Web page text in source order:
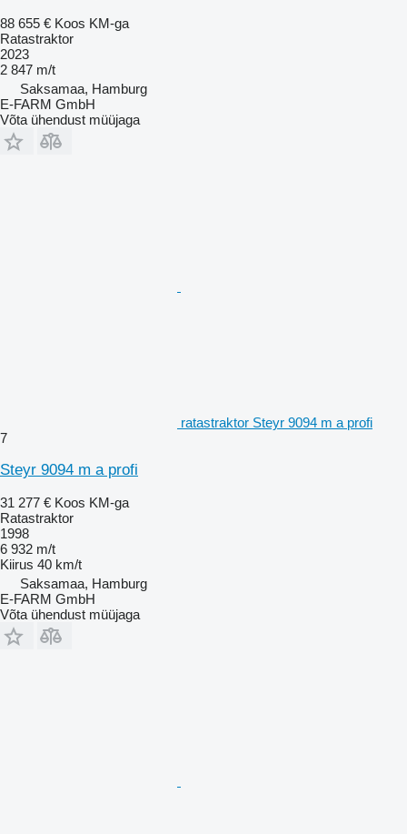
88 655 € Koos KM-ga
Ratastraktor
2023
2 847 m/t
Saksamaa, Hamburg
E-FARM GmbH
Võta ühendust müüjaga
ratastraktor Steyr 9094 m a profi
7
Steyr 9094 m a profi
31 277 € Koos KM-ga
Ratastraktor
1998
6 932 m/t
Kiirus 40 km/t
Saksamaa, Hamburg
E-FARM GmbH
Võta ühendust müüjaga